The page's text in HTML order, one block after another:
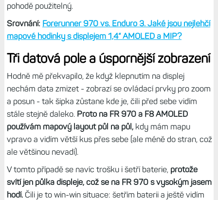
pohodě použitelný.
Srovnání: Forerunner 970 vs. Enduro 3. Jaké jsou nejlehčí
mapové hodinky s displejem 1,4“ AMOLED a MIP?
Tři datová pole a úspornější zobrazení
Hodně mě překvapilo, že když klepnutím na displej
nechám data zmizet - zobrazí se ovládací prvky pro zoom
a posun - tak šipka zůstane kde je, čili před sebe vidím
stále stejně daleko. Proto na FR 970 a F8 AMOLED
používám mapový layout půl na půl,kdy mám mapu
vpravo a vidím větší kus přes sebe (ale méně do stran, což
ale většinou nevadí).
V tomto případě se navíc trošku i šetří baterie, protože
svítí jen půlka displeje, což se na FR 970 s vysokým jasem
hodí.Čili je to win-win situace: šetřím baterii a ještě vidím